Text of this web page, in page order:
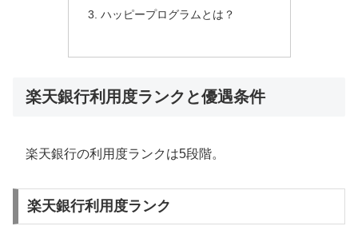
ハッピープログラムとは？
楽天銀行利用度ランクと優遇条件
楽天銀行の利用度ランクは5段階。
楽天銀行利用度ランク